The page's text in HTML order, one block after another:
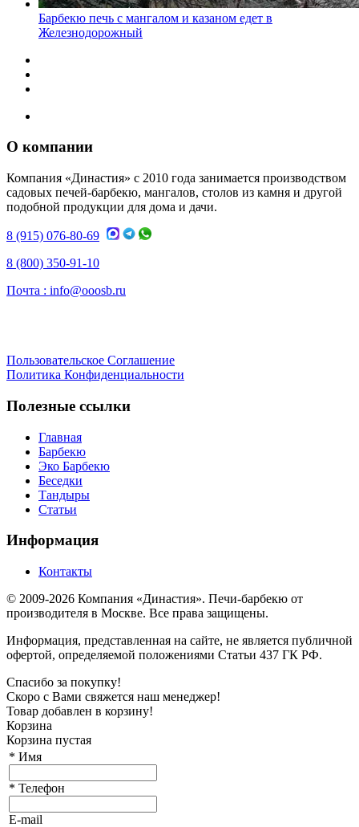
Барбекю печь с мангалом и казаном едет в
Железнодорожный
О компании
Компания «Династия» с 2010 года занимается производством
садовых печей-барбекю, мангалов, столов из камня и другой
подобной продукции для дома и дачи.
8 (915) 076-80-69
8 (800) 350-91-10
Почта : info@ooosb.ru
Пользовательское Соглашение
Политика Конфиденциальности
Полезные ссылки
Главная
Барбекю
Эко Барбекю
Беседки
Тандыры
Статьи
Информация
Контакты
© 2009-2026 Компания «Династия». Печи-барбекю от
производителя в Москве. Все права защищены.
Информация, представленная на сайте, не является публичной
офертой, определяемой положениями Статьи 437 ГК РФ.
Спасибо за покупку!
Скоро с Вами свяжется наш менеджер!
Товар добавлен в корзину!
Корзина
Корзина пустая
* Имя
* Телефон
E-mail